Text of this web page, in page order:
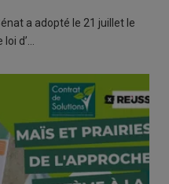
a adopté le 21 juillet le
d’…